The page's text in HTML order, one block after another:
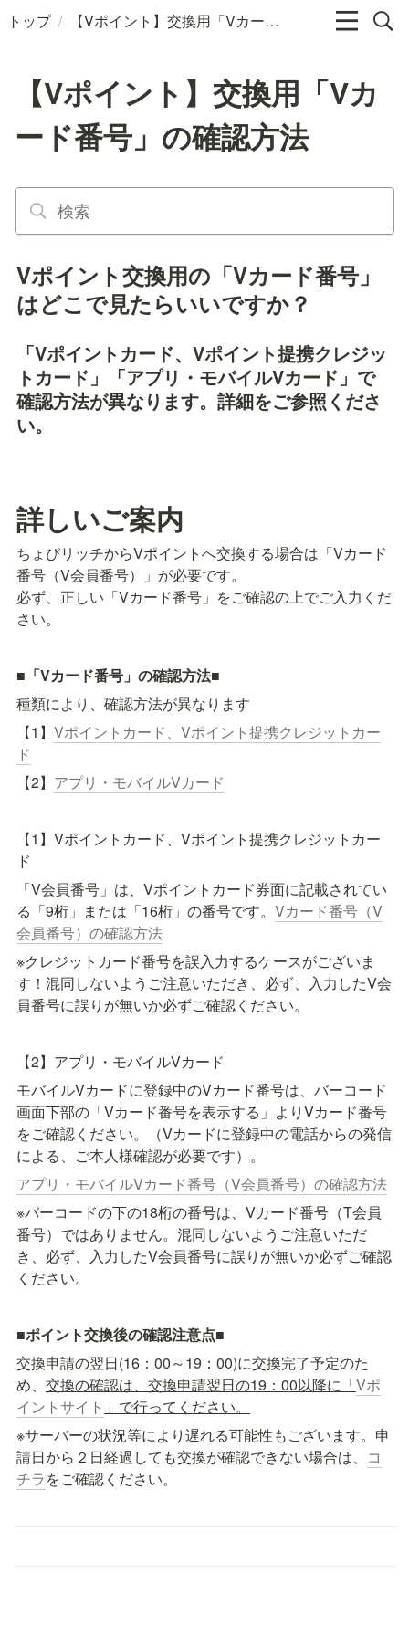
トップ / 【Vポイント】交換用「Vカード番号」の確認方法
【Vポイント】交換用「Vカ
ード番号」の確認方法
Vポイント交換用の「Vカード番号」
はどこで見たらいいですか？
「Vポイントカード、Vポイント提携クレジッ
トカード」「アプリ・モバイルVカード」で
確認方法が異なります。詳細をご参照くださ
い。
詳しいご案内
ちょびリッチからVポイントへ交換する場合は「Vカード
番号（V会員番号）」が必要です。
必ず、正しい「Vカード番号」をご確認の上でご入力くだ
さい。
■「Vカード番号」の確認方法■
種類により、確認方法が異なります
【1】 Vポイントカード、Vポイント提携クレジットカー
ド
【2】 アプリ・モバイルVカード
【1】Vポイントカード、Vポイント提携クレジットカー
ド
「V会員番号」は、Vポイントカード券面に記載されてい
る「9桁」または「16桁」の番号です。 Vカード番号（V
会員番号）の確認方法
※クレジットカード番号を誤入力するケースがございま
す！混同しないようご注意いただき、必ず、入力したV会
員番号に誤りが無いか必ずご確認ください。
【2】アプリ・モバイルVカード
モバイルVカードに登録中のVカード番号は、バーコード
画面下部の「Vカード番号を表示する」よりVカード番号
をご確認ください。（Vカードに登録中の電話からの発信
による、ご本人様確認が必要です）。
アプリ・モバイルVカード番号（V会員番号）の確認方法
※バーコードの下の18桁の番号は、Vカード番号（T会員
番号）ではありません。混同しないようご注意いただ
き、必ず、入力したV会員番号に誤りが無いか必ずご確認
ください。
■ポイント交換後の確認注意点■
交換申請の翌日(16：00～19：00)に交換完了予定のた
め、 交換の確認は、交換申請翌日の19：00以降に「Vポ
イントサイト 」で行ってください。
※サーバーの状況等により遅れる可能性もございます。申
請日から２日経過しても交換が確認できない場合は、 コ
チラをご確認ください。